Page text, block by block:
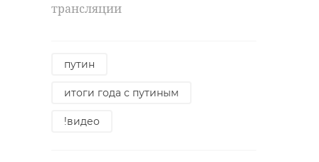
трансляции
путин
итоги года с путиным
!видео